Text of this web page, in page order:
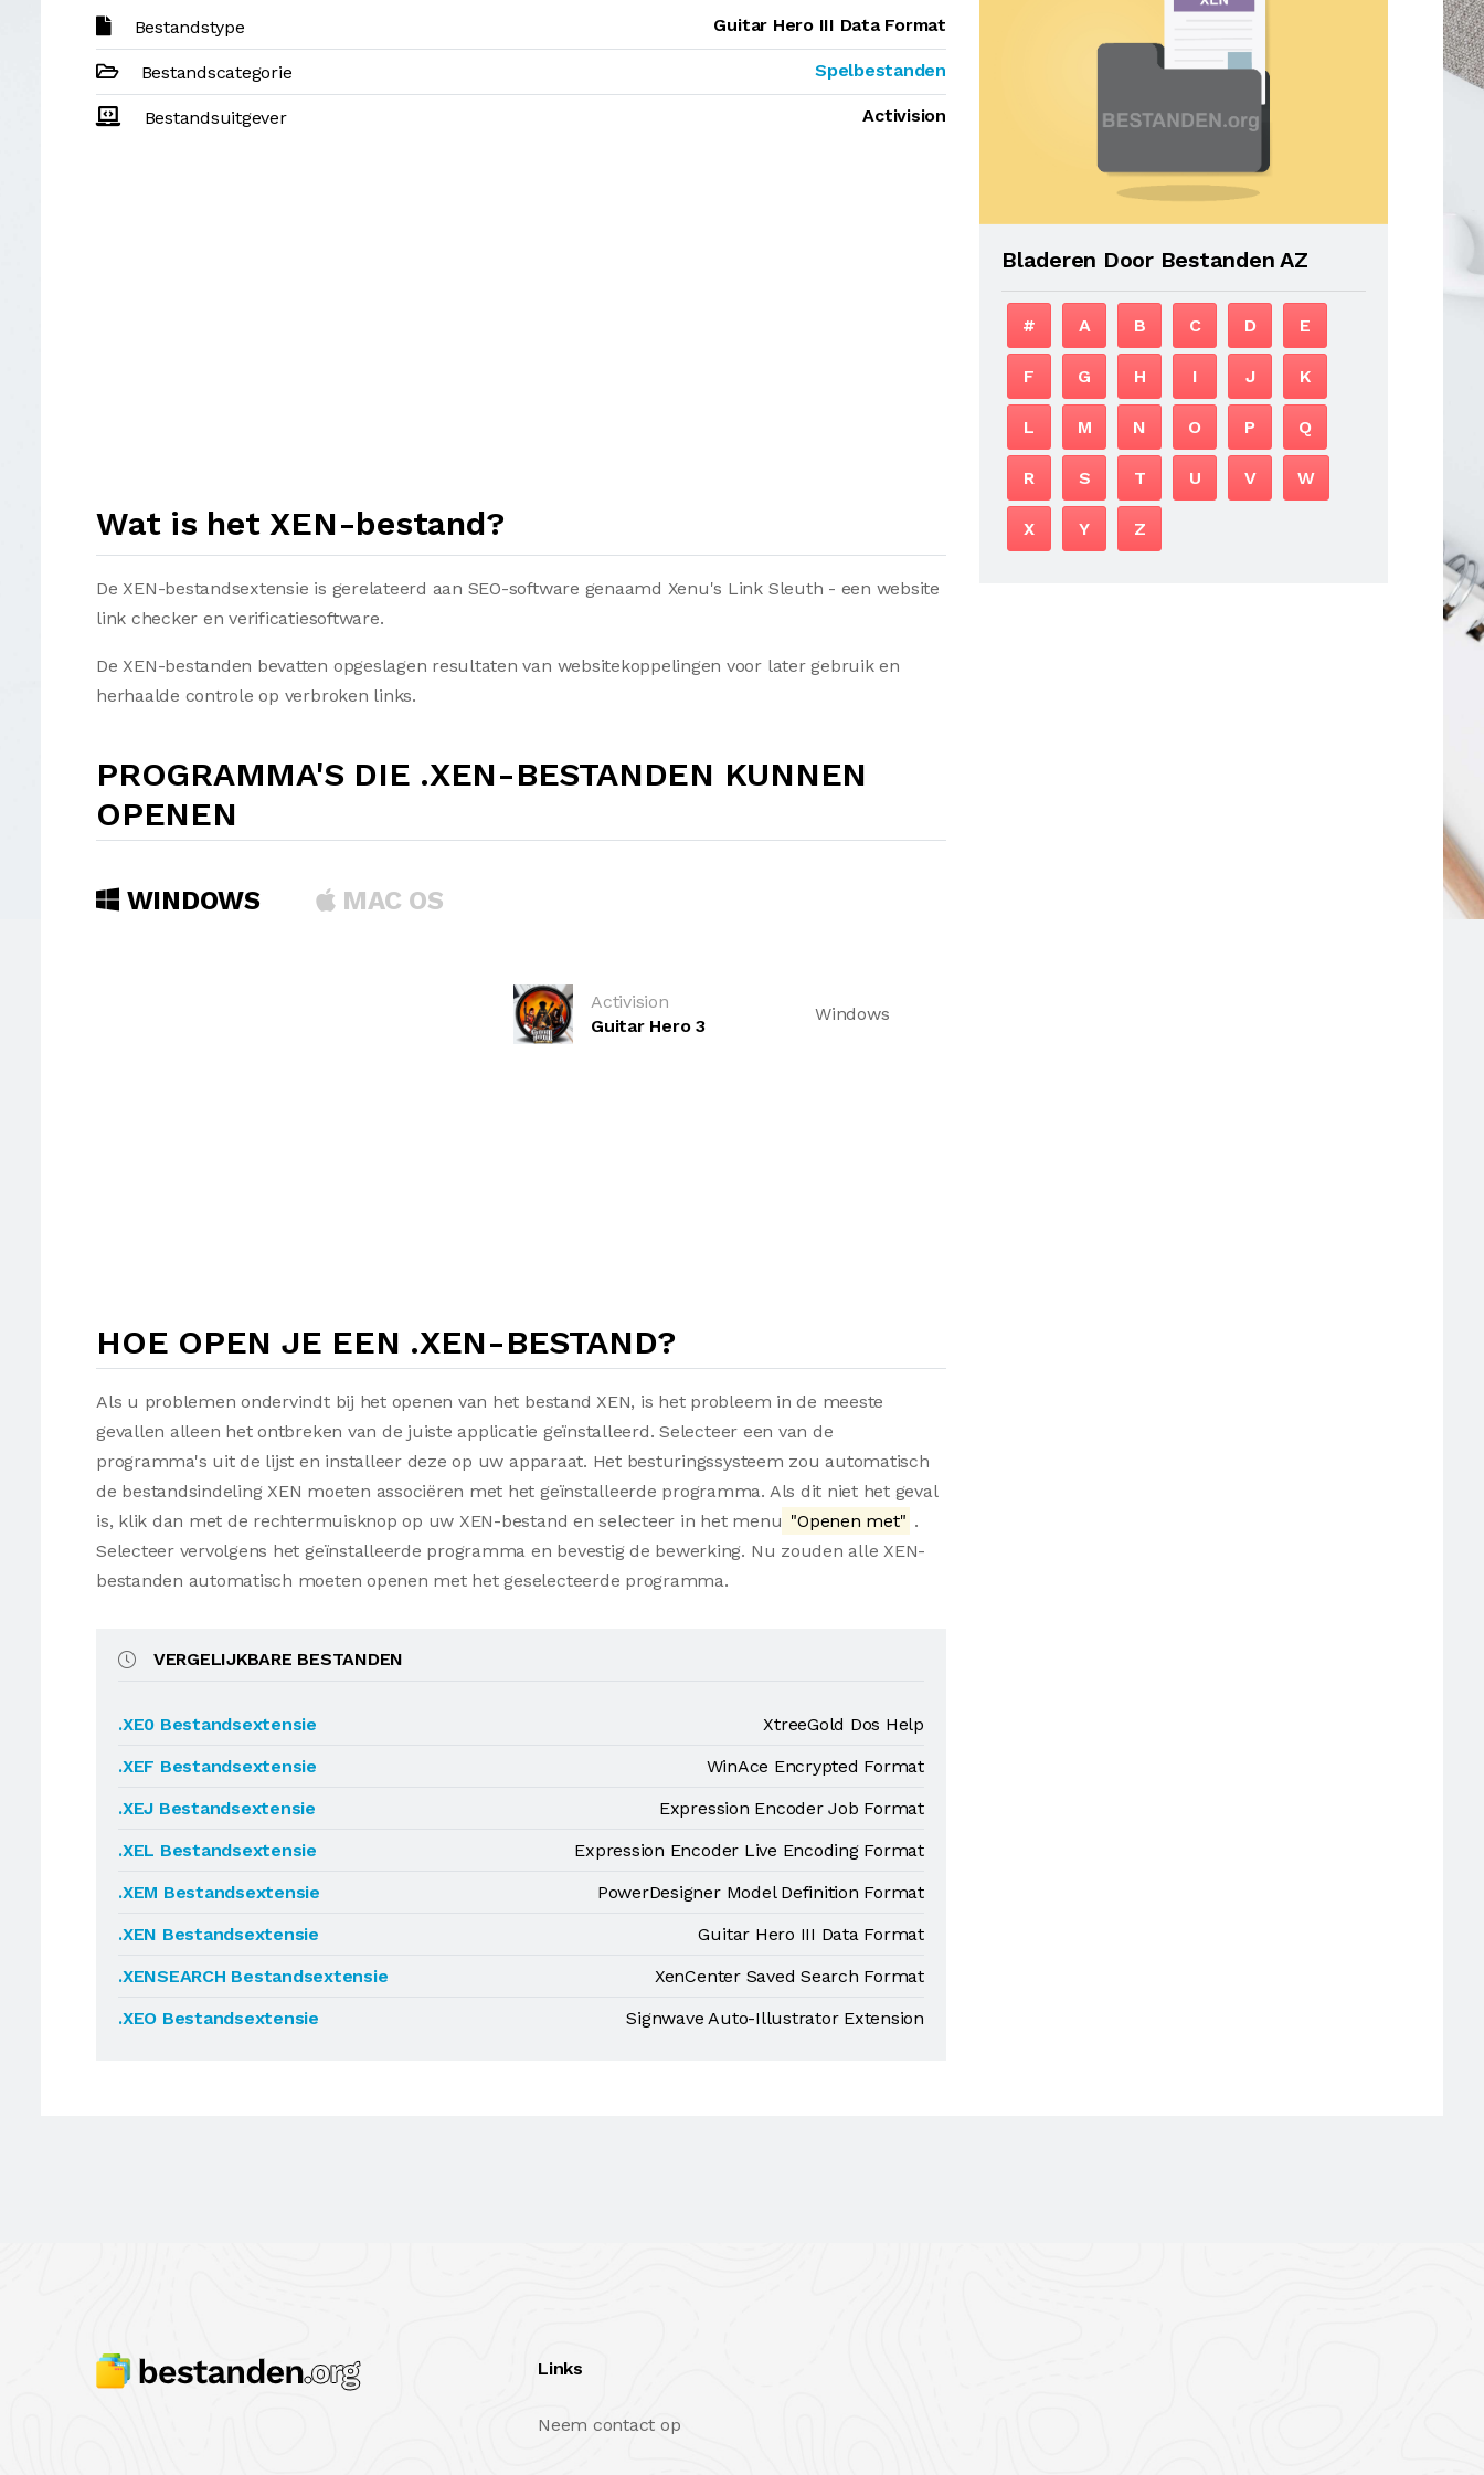
Bestandstype Guitar Hero III Data Format
Bestandscategorie Spelbestanden
Bestandsuitgever Activision
Wat is het XEN-bestand?
De XEN-bestandsextensie is gerelateerd aan SEO-software genaamd Xenu's Link Sleuth - een website
link checker en verificatiesoftware.
De XEN-bestanden bevatten opgeslagen resultaten van websitekoppelingen voor later gebruik en
herhaalde controle op verbroken links.
PROGRAMMA'S DIE .XEN-BESTANDEN KUNNEN
OPENEN
WINDOWS MAC OS
Activision
Guitar Hero 3
Windows
HOE OPEN JE EEN .XEN-BESTAND?
Als u problemen ondervindt bij het openen van het bestand XEN, is het probleem in de meeste
gevallen alleen het ontbreken van de juiste applicatie geïnstalleerd. Selecteer een van de
programma's uit de lijst en installeer deze op uw apparaat. Het besturingssysteem zou automatisch
de bestandsindeling XEN moeten associëren met het geïnstalleerde programma. Als dit niet het geval
is, klik dan met de rechtermuisknop op uw XEN-bestand en selecteer in het menu "Openen met" .
Selecteer vervolgens het geïnstalleerde programma en bevestig de bewerking. Nu zouden alle XEN-
bestanden automatisch moeten openen met het geselecteerde programma.
VERGELIJKBARE BESTANDEN
.XE0 Bestandsextensie
XtreeGold Dos Help
.XEF Bestandsextensie
WinAce Encrypted Format
.XEJ Bestandsextensie
Expression Encoder Job Format
.XEL Bestandsextensie
Expression Encoder Live Encoding Format
.XEM Bestandsextensie
PowerDesigner Model Definition Format
.XEN Bestandsextensie
Guitar Hero III Data Format
.XENSEARCH Bestandsextensie
XenCenter Saved Search Format
.XEO Bestandsextensie
Signwave Auto-Illustrator Extension
Bladeren Door Bestanden AZ
# A B C D E
F G H I J K
L M N O P Q
R S T U V W
X Y Z
Links
Neem contact op